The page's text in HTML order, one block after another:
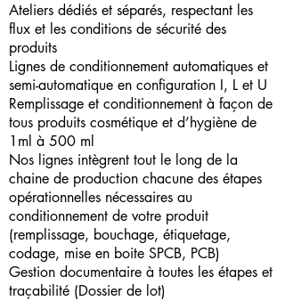
Ateliers dédiés et séparés, respectant les
flux et les conditions de sécurité des
produits
Lignes de conditionnement automatiques et
semi-automatique en configuration I, L et U
Remplissage et conditionnement à façon de
tous produits cosmétique et d’hygiène de
1ml à 500 ml
Nos lignes intègrent tout le long de la
chaine de production chacune des étapes
opérationnelles nécessaires au
conditionnement de votre produit
(remplissage, bouchage, étiquetage,
codage, mise en boite SPCB, PCB)
Gestion documentaire à toutes les étapes et
traçabilité (Dossier de lot)